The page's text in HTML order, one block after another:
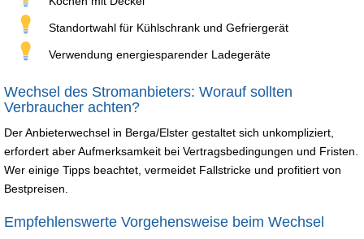
Standortwahl für Kühlschrank und Gefriergerät
Verwendung energiesparender Ladegeräte
Wechsel des Stromanbieters: Worauf sollten
Verbraucher achten?
Der Anbieterwechsel in Berga/Elster gestaltet sich unkompliziert,
erfordert aber Aufmerksamkeit bei Vertragsbedingungen und Fristen.
Wer einige Tipps beachtet, vermeidet Fallstricke und profitiert von
Bestpreisen.
Empfehlenswerte Vorgehensweise beim Wechsel